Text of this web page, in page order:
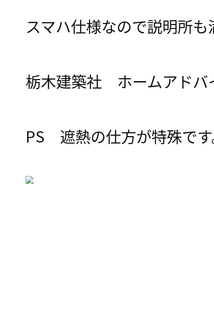
スマハ仕様なので説明所も
栃木建築社 ホームアド
PS 遮熱の仕方が特殊です